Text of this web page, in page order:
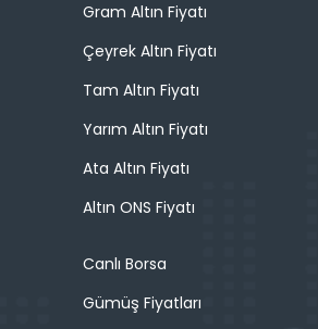
Gram Altın Fiyatı
Çeyrek Altın Fiyatı
Tam Altın Fiyatı
Yarım Altın Fiyatı
Ata Altın Fiyatı
Altın ONS Fiyatı
Canlı Borsa
Gümüş Fiyatları